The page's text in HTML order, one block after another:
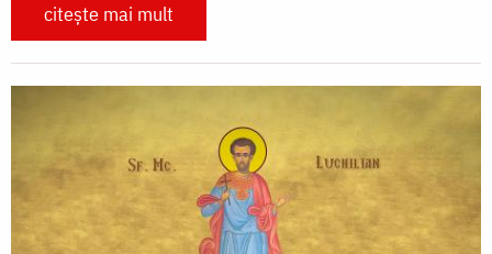
citește mai mult